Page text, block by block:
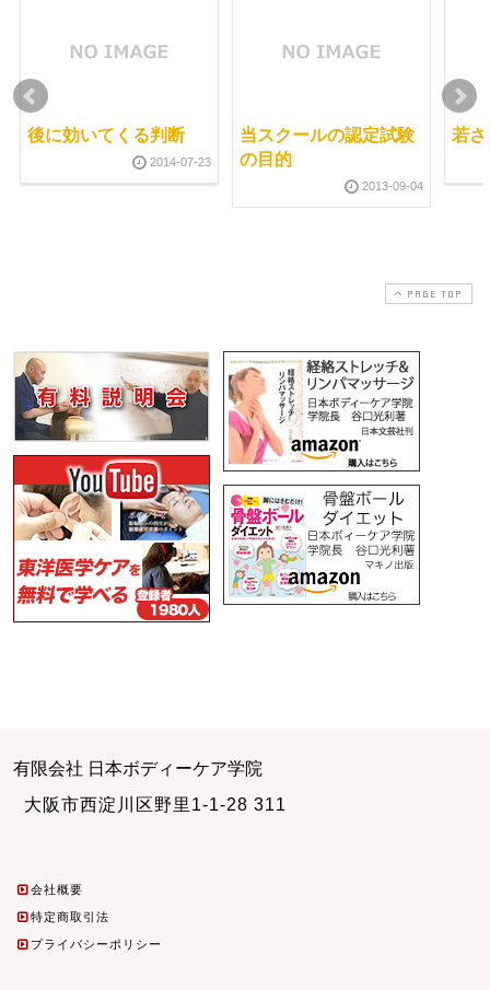
後に効いてくる判断
2014-07-23
当スクールの認定試験
の目的
2013-09-04
若
PAGE TOP
有限会社 日本ボディーケア学院
大阪市西淀川区野里1-1-28 311
会社概要
特定商取引法
プライバシーポリシー